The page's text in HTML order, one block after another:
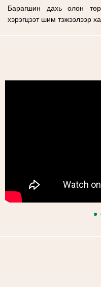
Барагшин дахь олон
хэрэгцээт шим тэжээлээр